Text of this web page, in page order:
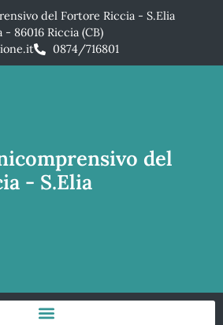
del Fortore Riccia - S.Elia
86016 Riccia (CB)
0874/716801
del
- S.Elia